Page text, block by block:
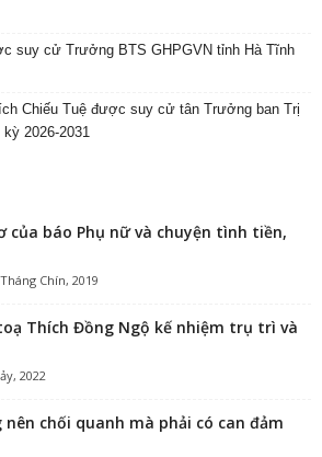
suy cử Trưởng BTS GHPGVN tỉnh Hà Tĩnh
Chiếu Tuệ được suy cử tân Trưởng ban Trị
2026-2031
của báo Phụ nữ và chuyện tình tiền,
Chín, 2019
Thích Đồng Ngộ kế nhiệm trụ trì và
2022
chối quanh mà phải có can đảm